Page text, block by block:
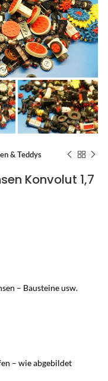
& Teddys
Konvolut 1,7
– Bausteine usw.
– wie abgebildet